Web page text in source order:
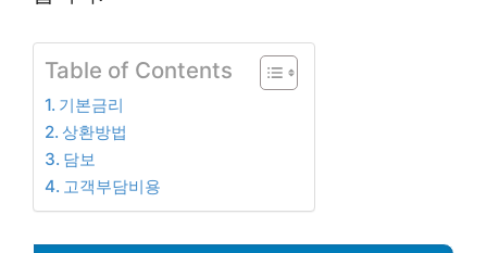
Table of Contents
기본금리
상환방법
담보
고객부담비용